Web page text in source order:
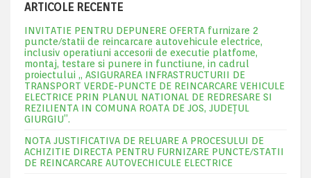
ARTICOLE RECENTE
INVITATIE PENTRU DEPUNERE OFERTA furnizare 2
puncte/statii de reincarcare autovehicule electrice,
inclusiv operatiuni accesorii de executie platfome,
montaj, testare si punere in functiune, in cadrul
proiectului „ ASIGURAREA INFRASTRUCTURII DE
TRANSPORT VERDE-PUNCTE DE REINCARCARE VEHICULE
ELECTRICE PRIN PLANUL NATIONAL DE REDRESARE SI
REZILIENTA IN COMUNA ROATA DE JOS, JUDEŢUL
GIURGIU”.
NOTA JUSTIFICATIVA DE RELUARE A PROCESULUI DE
ACHIZITIE DIRECTA PENTRU FURNIZARE PUNCTE/STATII
DE REINCARCARE AUTOVECHICULE ELECTRICE